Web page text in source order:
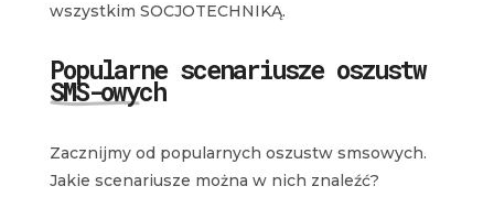
wszystkim SOCJOTECHNIKĄ.
Popularne scenariusze oszustw
SMS-owych
Zacznijmy od popularnych oszustw smsowych.
Jakie scenariusze można w nich znaleźć?